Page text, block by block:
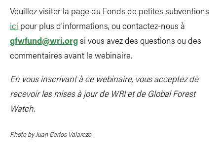
Veuillez visiter la page du Fonds de petites subventions
ici pour plus d'informations, ou contactez-nous à
gfwfund@wri.orgsi vous avez des questions ou des
commentaires avant le webinaire.
En vous inscrivant à ce webinaire, vous acceptez de
recevoir les mises à jour de WRI et de Global Forest
Watch.
Photo by Juan Carlos Valarezo